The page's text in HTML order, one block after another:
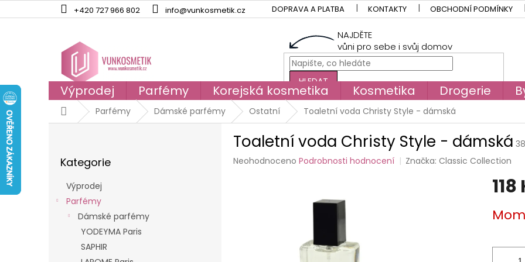
na
+420 727 966 802 info@vunkosmetik.cz DOPRAVA A PLATBA KONTAKTY OBCHODNÍ PODMÍNKY
NAJDĚTE
vůni pro sebe i svůj domov
HLEDAT
Výprodej Parfémy Korejská kosmetika Kosmetika Drogerie
DomůParfémy Dámské parfémy Ostatní Toaletní voda Christy Style - dámská
kategorie
Kategorie
Výprodej
Parfémy
Dámské parfémy
YODEYMA Paris
SAPHIR
Toaletní voda Christy Style - dámská
Průměrné
Neohodnoceno Podrobnosti hodnocení Značka:Classic Collection
118
cena: